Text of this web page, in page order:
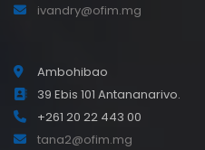
ivandry@ofim.mg
Ambohibao
39 Ebis 101 Antananarivo.
+261 20 22 443 00
tana2@ofim.mg